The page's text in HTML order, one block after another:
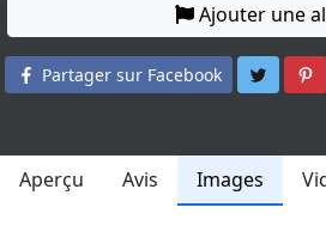
Ajouter une
Partager sur Facebook
Aperçu Avis Images